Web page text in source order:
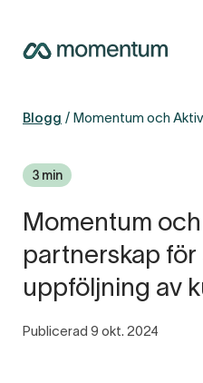
Blogg
3 min
Momentum
partnerskap
uppföljning av
Publicerad 9 okt. 2024